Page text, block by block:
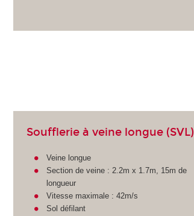
Soufflerie à veine longue (SVL)
Veine longue
Section de veine : 2.2m x 1.7m, 15m de
longueur
Vitesse maximale : 42m/s
Sol défilant